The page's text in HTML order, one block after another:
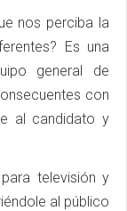
nos perciba la
Es una
general de
con
al candidato y
televisión y
al público